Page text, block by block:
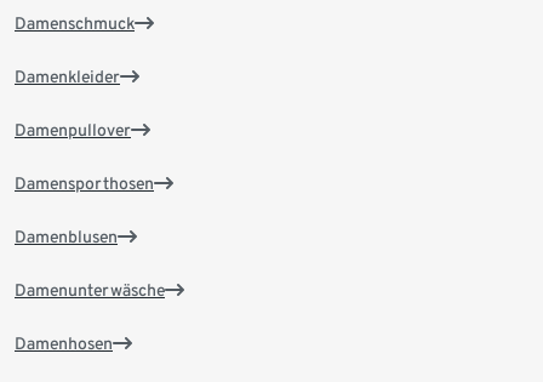
Damenschmuck
Damenkleider
Damenpullover
Damensporthosen
Damenblusen
Damenunterwäsche
Damenhosen